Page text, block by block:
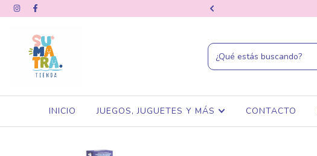
BANCARIA
INICIO JUEGOS, JUGUETES Y MÁS CONTACTO